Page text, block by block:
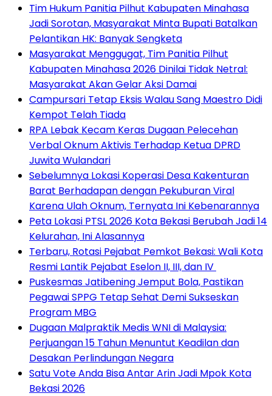
Tim Hukum Panitia Pilhut Kabupaten Minahasa
Jadi Sorotan, Masyarakat Minta Bupati Batalkan
Pelantikan HK: Banyak Sengketa
Masyarakat Menggugat, Tim Panitia Pilhut
Kabupaten Minahasa 2026 Dinilai Tidak Netral:
Masyarakat Akan Gelar Aksi Damai
Campursari Tetap Eksis Walau Sang Maestro Didi
Kempot Telah Tiada
RPA Lebak Kecam Keras Dugaan Pelecehan
Verbal Oknum Aktivis Terhadap Ketua DPRD
Juwita Wulandari
Sebelumnya Lokasi Koperasi Desa Kakenturan
Barat Berhadapan dengan Pekuburan Viral
Karena Ulah Oknum, Ternyata Ini Kebenarannya
Peta Lokasi PTSL 2026 Kota Bekasi Berubah Jadi 14
Kelurahan, Ini Alasannya
‎Terbaru, Rotasi Pejabat Pemkot Bekasi: Wali Kota
Resmi Lantik Pejabat Eselon II, III, dan IV ‎
Puskesmas Jatibening Jemput Bola, Pastikan
Pegawai SPPG Tetap Sehat Demi Sukseskan
Program MBG
‎Dugaan Malpraktik Medis WNI di Malaysia:
Perjuangan 15 Tahun Menuntut Keadilan dan
Desakan Perlindungan Negara
Satu Vote Anda Bisa Antar Arin Jadi Mpok Kota
Bekasi 2026